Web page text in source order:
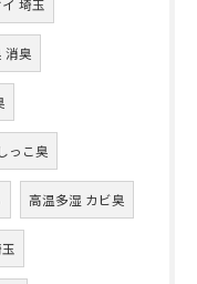
埼玉
消臭
っこ臭
高温多湿 カビ臭